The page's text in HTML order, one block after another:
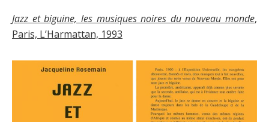
Jazz et biguine, les musiques noires du nouveau monde,
Paris, L’Harmattan, 1993